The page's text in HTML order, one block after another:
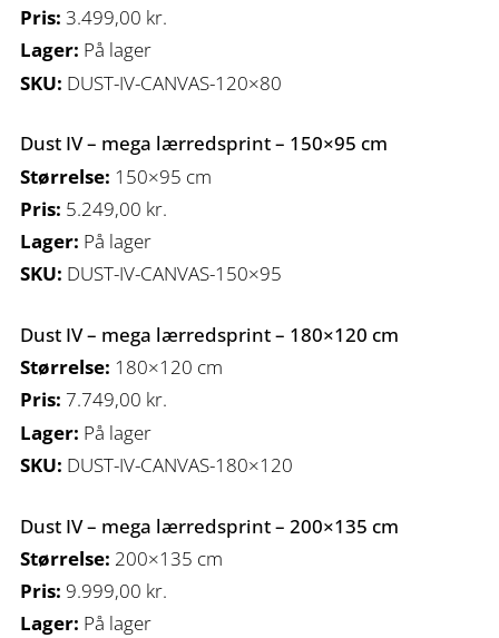
Pris: 3.499,00 kr.
Lager: På lager
SKU: DUST-IV-CANVAS-120×80
Dust IV – mega lærredsprint – 150×95 cm
Størrelse: 150×95 cm
Pris: 5.249,00 kr.
Lager: På lager
SKU: DUST-IV-CANVAS-150×95
Dust IV – mega lærredsprint – 180×120 cm
Størrelse: 180×120 cm
Pris: 7.749,00 kr.
Lager: På lager
SKU: DUST-IV-CANVAS-180×120
Dust IV – mega lærredsprint – 200×135 cm
Størrelse: 200×135 cm
Pris: 9.999,00 kr.
Lager: På lager